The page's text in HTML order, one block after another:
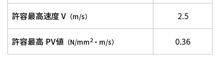
許容最高速度 V （m/s） 2.5
許容最高 PV値 （N/mm2 ・m/s） 0.36